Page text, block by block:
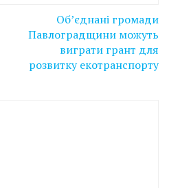
Об’єднані громади
Павлоградщини можуть
виграти грант для
розвитку екотранспорту